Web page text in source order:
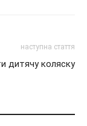
наступна стаття
дитячу коляску